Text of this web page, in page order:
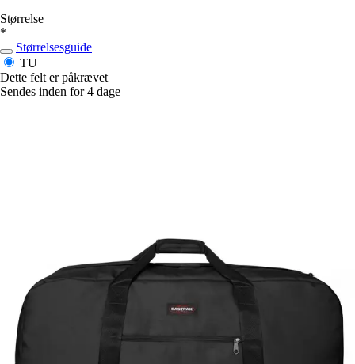
Størrelse
*
Størrelsesguide
TU
Dette felt er påkrævet
Sendes inden for 4 dage